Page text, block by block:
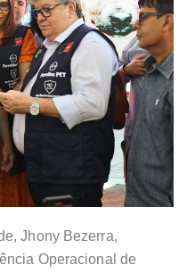
Jhony Bezerra,
Operacional de